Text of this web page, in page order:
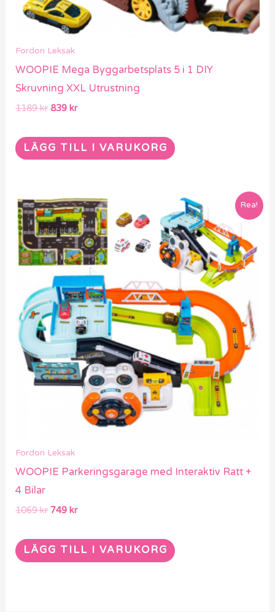
Fordon Leksak
WOOPIE Mega Byggarbetsplats 5 i 1 DIY
Skruvning XXL Utrustning
1189kr 839kr
LÄGG TILL I VARUKORG
Rea!
Fordon Leksak
WOOPIE Parkeringsgarage med Interaktiv Ratt +
4 Bilar
1069kr
Det
ursprungliga
priset
var:
1069 kr.
749kr
Det
nuvarande
priset
är:
749 kr.
LÄGG TILL I VARUKORG